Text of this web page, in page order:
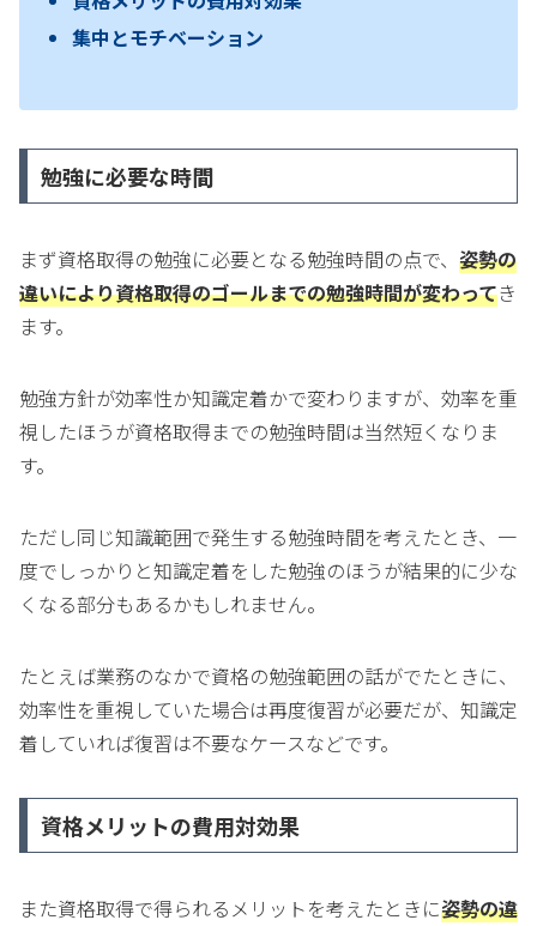
集中とモチベーション
勉強に必要な時間
まず資格取得の勉強に必要となる勉強時間の点で、 姿勢の
違いにより資格取得のゴールまでの勉強時間が変わってき
ます。
勉強方針が効率性か知識定着かで変わりますが、効率を重
視したほうが資格取得までの勉強時間は当然短くなりま
す。
ただし同じ知識範囲で発生する勉強時間を考えたとき、一
度でしっかりと知識定着をした勉強のほうが結果的に少な
くなる部分もあるかもしれません。
たとえば業務のなかで資格の勉強範囲の話がでたときに、
効率性を重視していた場合は再度復習が必要だが、知識定
着していれば復習は不要なケースなどです。
資格メリットの費用対効果
また資格取得で得られるメリットを考えたときに姿勢の違